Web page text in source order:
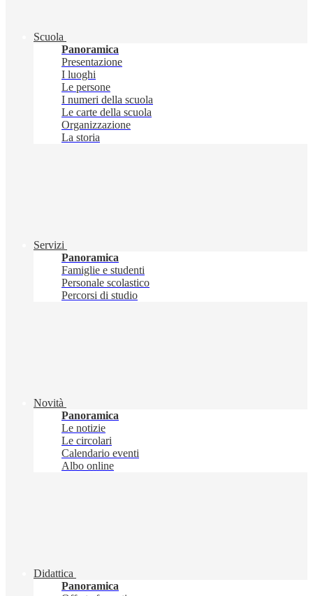
Scuola
Panoramica
Presentazione
I luoghi
Le persone
I numeri della scuola
Le carte della scuola
Organizzazione
La storia
Servizi
Panoramica
Famiglie e studenti
Personale scolastico
Percorsi di studio
Novità
Panoramica
Le notizie
Le circolari
Calendario eventi
Albo online
Didattica
Panoramica